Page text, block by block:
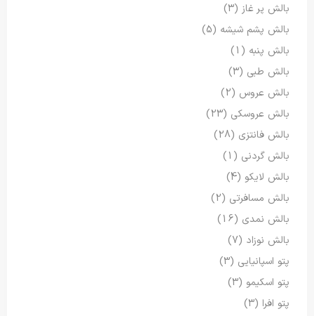
بالش پر غاز (3)
بالش پشم شیشه (5)
بالش پنبه (1)
بالش طبی (3)
بالش عروس (2)
بالش عروسکی (23)
بالش فانتزی (28)
بالش گردنی (1)
بالش لایکو (4)
بالش مسافرتی (2)
بالش نمدی (16)
بالش نوزاد (7)
پتو اسپانیایی (3)
پتو اسکیمو (3)
پتو افرا (3)